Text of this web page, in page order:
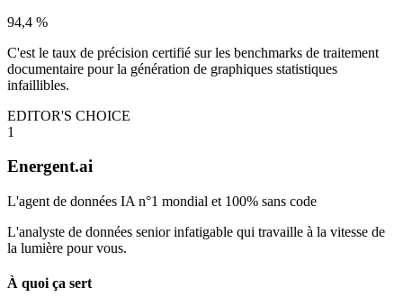
94,4 %
C'est le taux de précision certifié sur les benchmarks de traitement
documentaire pour la génération de graphiques statistiques
infaillibles.
EDITOR'S CHOICE
1
Energent.ai
L'agent de données IA n°1 mondial et 100% sans code
L'analyste de données senior infatigable qui travaille à la vitesse de
la lumière pour vous.
À quoi ça sert